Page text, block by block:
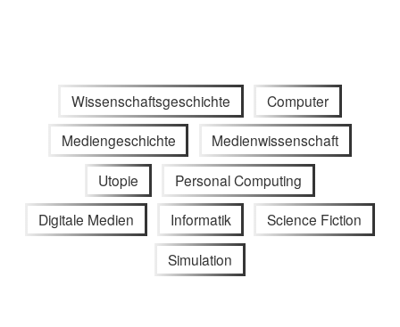
Wissenschaftsgeschichte Computer
Mediengeschichte Medienwissenschaft
Utopie Personal Computing
Digitale Medien Informatik Science Fiction
Simulation